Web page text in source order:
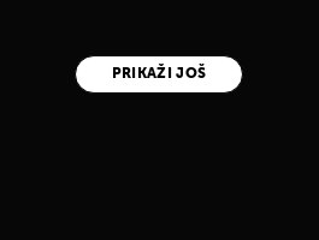
PRIKAŽI JOŠ